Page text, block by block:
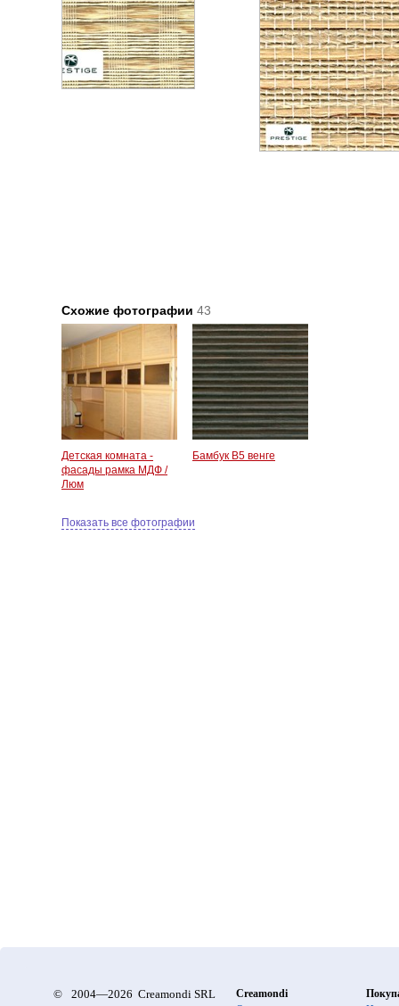
Схожие фотографии 43
Детская комната -
фасады рамка МДФ /
Люм
Бамбук В5 венге
Показать все фотографии
© 2004—2026 Creamondi SRL
Creamondi